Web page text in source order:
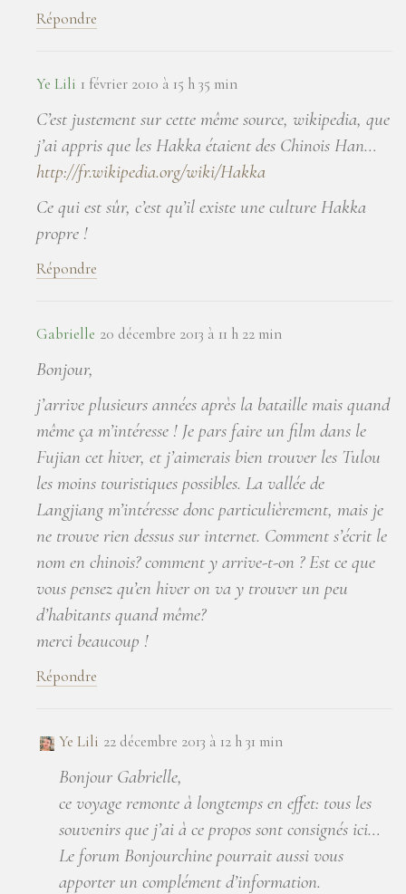
Répondre
Ye Lili 1 février 2010 à 15 h 35 min
C’est justement sur cette même source, wikipedia, que
j’ai appris que les Hakka étaient des Chinois Han…
http://fr.wikipedia.org/wiki/Hakka
Ce qui est sûr, c’est qu’il existe une culture Hakka
propre !
Répondre
Gabrielle 20 décembre 2013 à 11 h 22 min
Bonjour,
j’arrive plusieurs années après la bataille mais quand
même ça m’intéresse ! Je pars faire un film dans le
Fujian cet hiver, et j’aimerais bien trouver les Tulou
les moins touristiques possibles. La vallée de
Langjiang m’intéresse donc particulièrement, mais je
ne trouve rien dessus sur internet. Comment s’écrit le
nom en chinois? comment y arrive-t-on ? Est ce que
vous pensez qu’en hiver on va y trouver un peu
d’habitants quand même?
merci beaucoup !
Répondre
Ye Lili 22 décembre 2013 à 12 h 31 min
Bonjour Gabrielle,
ce voyage remonte à longtemps en effet: tous les
souvenirs que j’ai à ce propos sont consignés ici…
Le forum Bonjourchine pourrait aussi vous
apporter un complément d’information.